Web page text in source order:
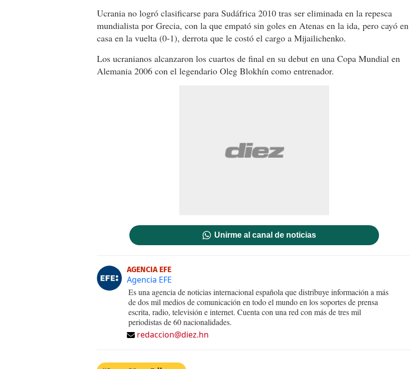
Ucrania no logró clasificarse para Sudáfrica 2010 tras ser eliminada en la repesca
mundialista por Grecia, con la que empató sin goles en Atenas en la ida, pero cayó en
casa en la vuelta (0-1), derrota que le costó el cargo a Mijailichenko.
Los ucranianos alcanzaron los cuartos de final en su debut en una Copa Mundial en
Alemania 2006 con el legendario Oleg Blokhín como entrenador.
Unirme al canal de noticias
AGENCIA EFE
Agencia EFE
Es una agencia de noticias internacional española que distribuye información a más
de dos mil medios de comunicación en todo el mundo en los soportes de prensa
escrita, radio, televisión e internet. Cuenta con una red con más de tres mil
periodistas de 60 nacionalidades.
redaccion@diez.hn